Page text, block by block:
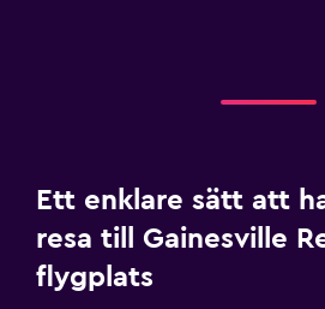
Ett enklare sätt att
resa till Gainesville
flygplats